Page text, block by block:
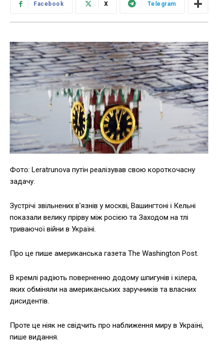
Facebook X Telegram
Фото: Leratrunova путін реалізував свою короткочасну
задачу.
Зустрічі звільнених в'язнів у москві, Вашингтоні і Кельні
показали велику прірву між росією та Заходом на тлі
триваючої війни в Україні.
Про це пише американська газета The Washington Post.
В кремлі радіють поверненню додому шпигунів і кілера,
яких обміняли на американських заручників та власних
дисидентів.
Проте це ніяк не свідчить про наближення миру в Україні,
пише видання.